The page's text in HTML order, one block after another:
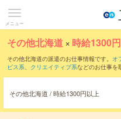
メニュー
その他北海道 × 時給1300
その他北海道の派遣のお仕事情報です。 オ
ビス系、 クリエイティブ系などのお仕事を
その他北海道 / 時給1300円以上